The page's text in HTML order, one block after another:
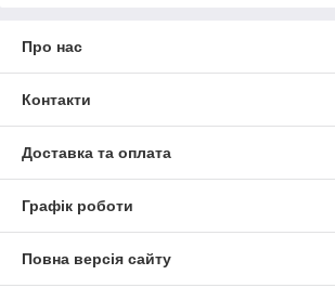
Про нас
Контакти
Доставка та оплата
Графік роботи
Повна версія сайту